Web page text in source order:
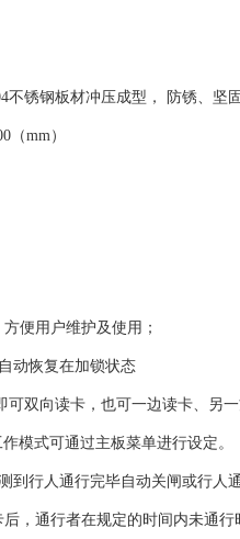
锈钢板材冲压成型， 防锈、坚
mm）
便用户维护及使用；
动恢复在加锁状态
双向读卡，也可一边读卡、另
模式可通过主板菜单进行设定。
行人通行完毕自动关闸或行人
，通行者在规定的时间内未通